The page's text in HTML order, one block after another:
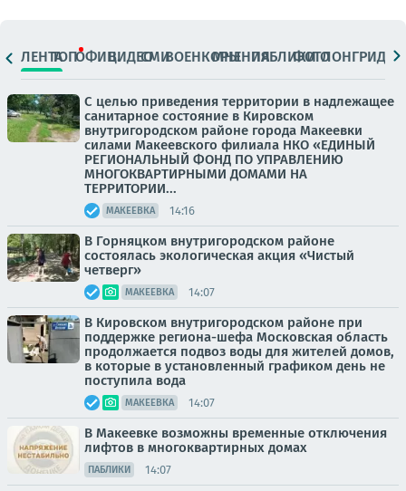
ЛЕНТАТОПОФИЦ.ВИДЕОСМИВОЕНКОРЫМНЕНИЯПАБЛИКИ
ФОТОЛОНГРИДЫ
С целью приведения территории в надлежащее
санитарное состояние в Кировском
внутригородском районе города Макеевки
силами Макеевского филиала НКО «ЕДИНЫЙ
РЕГИОНАЛЬНЫЙ ФОНД ПО УПРАВЛЕНИЮ
МНОГОКВАРТИРНЫМИ ДОМАМИ НА
ТЕРРИТОРИИ...
МАКЕЕВКА 14:16
В Горняцком внутригородском районе
состоялась экологическая акция «Чистый
четверг»
МАКЕЕВКА 14:07
В Кировском внутригородском районе при
поддержке региона-шефа Московская область
продолжается подвоз воды для жителей домов,
в которые в установленный графиком день не
поступила вода
МАКЕЕВКА 14:07
В Макеевке возможны временные отключения
лифтов в многоквартирных домах
ПАБЛИКИ 14:07